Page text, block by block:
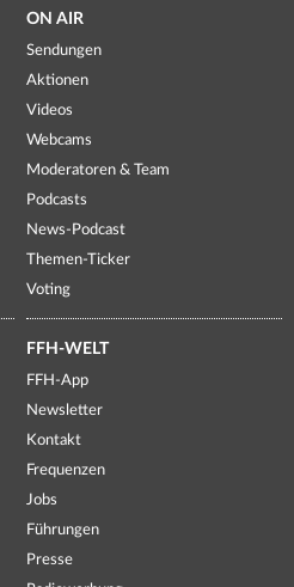
ON AIR
Sendungen
Aktionen
Videos
Webcams
Moderatoren & Team
Podcasts
News-Podcast
Themen-Ticker
Voting
FFH-WELT
FFH-App
Newsletter
Kontakt
Frequenzen
Jobs
Führungen
Presse